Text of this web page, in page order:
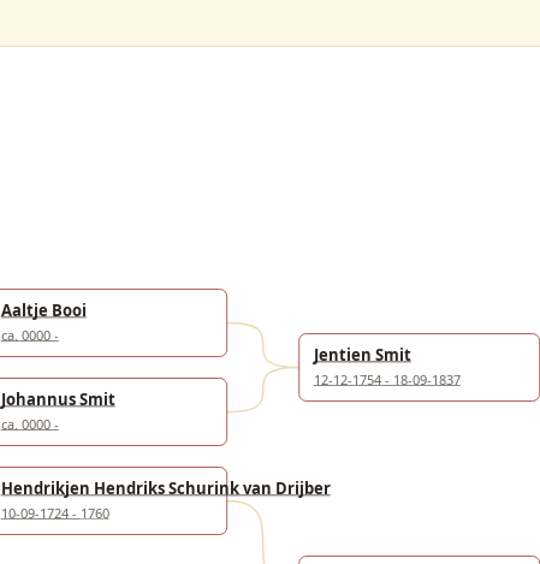
Aaltje Booi
ca. 0000 -
Johannus Smit
ca. 0000 -
Jentien Smit
12-12-1754 - 18-09-1837
Hendrikjen Hendriks Schurink van Drijber
10-09-1724 - 1760